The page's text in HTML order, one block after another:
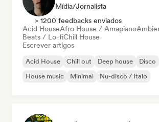
Mídia/Jornalista
> 1200 feedbacks enviados
Acid HouseAfro House / Amapiano
Beats / Lo-fiChill House
Escrever artigos
Acid House Chill out Deep house Disco
House music
Minimal Nu-disco / Italo